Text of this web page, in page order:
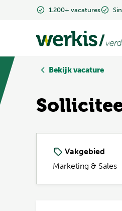
1.200+ vacatures
1.200+ vacatures
Bekijk vacature
Vakgebied
Marketing & Sales